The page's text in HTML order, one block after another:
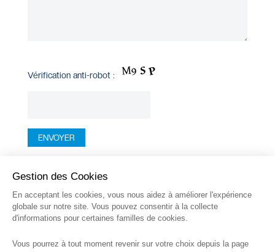
Vérification anti-robot :
Gestion des Cookies
En acceptant les cookies, vous nous aidez à améliorer l'expérience
globale sur notre site. Vous pouvez consentir à la collecte
d'informations pour certaines familles de cookies.
Vous pourrez à tout moment revenir sur votre choix depuis la page